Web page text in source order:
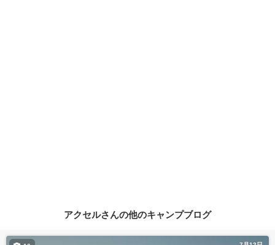
アクセルさんの他のキャンプブログ